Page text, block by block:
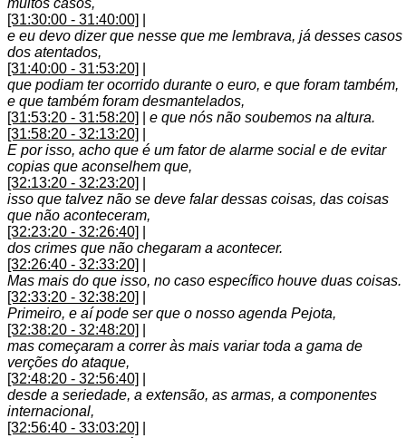
muitos casos,
[31:30:00 - 31:40:00]
e eu devo dizer que nesse que me lembrava, já desses casos
dos atentados,
[31:40:00 - 31:53:20]
que podiam ter ocorrido durante o euro, e que foram também,
e que também foram desmantelados,
[31:53:20 - 31:58:20]
e que nós não soubemos na altura.
[31:58:20 - 32:13:20]
E por isso, acho que é um fator de alarme social e de evitar
copias que aconselhem que,
[32:13:20 - 32:23:20]
isso que talvez não se deve falar dessas coisas, das coisas
que não aconteceram,
[32:23:20 - 32:26:40]
dos crimes que não chegaram a acontecer.
[32:26:40 - 32:33:20]
Mas mais do que isso, no caso específico houve duas coisas.
[32:33:20 - 32:38:20]
Primeiro, e aí pode ser que o nosso agenda Pejota,
[32:38:20 - 32:48:20]
mas começaram a correr às mais variar toda a gama de
verções do ataque,
[32:48:20 - 32:56:40]
desde a seriedade, a extensão, as armas, a componentes
internacional,
[32:56:40 - 33:03:20]